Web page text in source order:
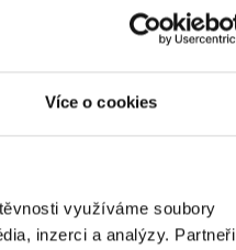
Více o cookies
využíváme soubory
inzerci a analýzy. Partneři